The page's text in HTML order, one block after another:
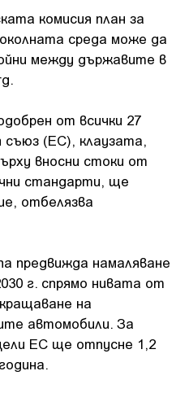
комисия план за
среда може да
между държавите в
от всички 27
съюз (ЕС), клаузата,
вносни стоки от
стандарти, ще
отбелязва
предвижда намаляване
г. спрямо нивата от
на
автомобили. За
ЕС ще отпусне 1,2